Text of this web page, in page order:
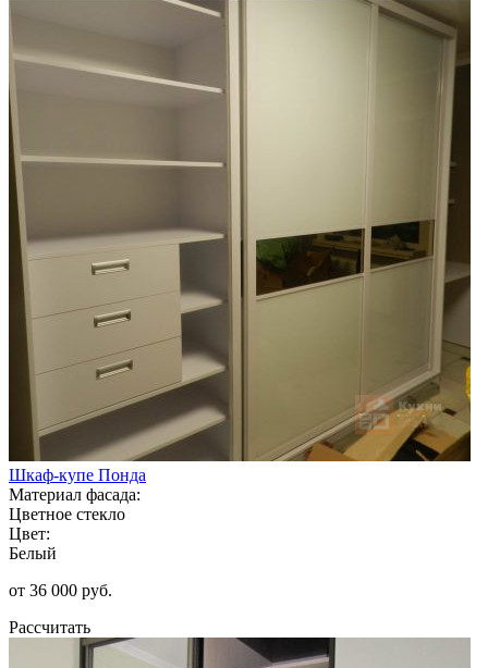
Шкаф-купе Понда
Материал фасада:
Цветное стекло
Цвет:
Белый
от 36 000 руб.
Рассчитать